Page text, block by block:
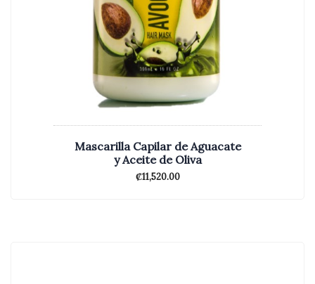
Mascarilla Capilar de Aguacate
y Aceite de Oliva
₡11,520.00